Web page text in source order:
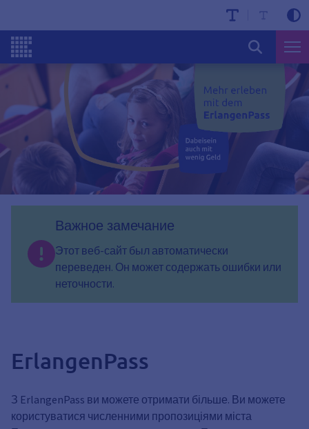
Важное замечание
Этот веб-сайт был автоматически
переведен. Он может содержать ошибки или
неточности.
ErlangenPass
З ErlangenPass ви можете отримати більше. Ви можете
користуватися численними пропозиціями міста